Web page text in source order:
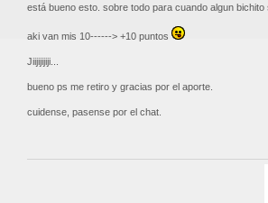
está bueno esto. sobre todo para cuando algun
aki van mis 10------> +10 puntos
Jiijijijiji...
bueno ps me retiro y gracias por el aporte.
cuidense, pasense por el chat.